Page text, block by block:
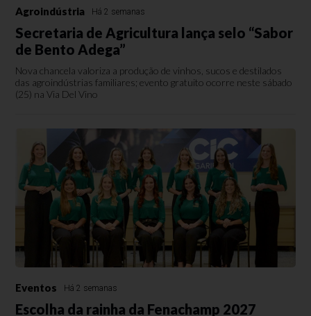
Agroindústria Há 2 semanas
Secretaria de Agricultura lança selo “Sabor
de Bento Adega”
Nova chancela valoriza a produção de vinhos, sucos e destilados
das agroindústrias familiares; evento gratuito ocorre neste sábado
(25) na Via Del Vino
Eventos Há 2 semanas
Escolha da rainha da Fenachamp 2027